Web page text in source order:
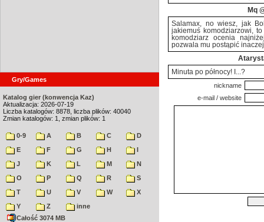
Gry/Games
Katalog gier (konwencja Kaz)
Aktualizacja: 2026-07-19
Liczba katalogów: 8878, liczba plików: 40040
Zmian katalogów: 1, zmian plików: 1
0-9 A B C
D
E
F G H
I
J
K L M
N
O
P Q R
S
T
U V W
X
Y
Z
inne
Całość 3074 MB
Mq
Salamax, no wiesz, jak
jakiemuś komodziarzowi,
komodziarz ocenia
pozwala mu postąpić
Minuta po północy! I...?
nickname
e-mail / website